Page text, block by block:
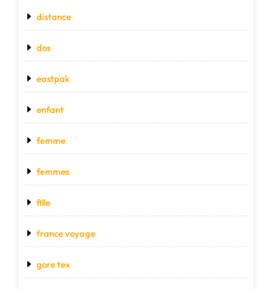
distance
dos
eastpak
enfant
femme
femmes
fille
france voyage
gore tex